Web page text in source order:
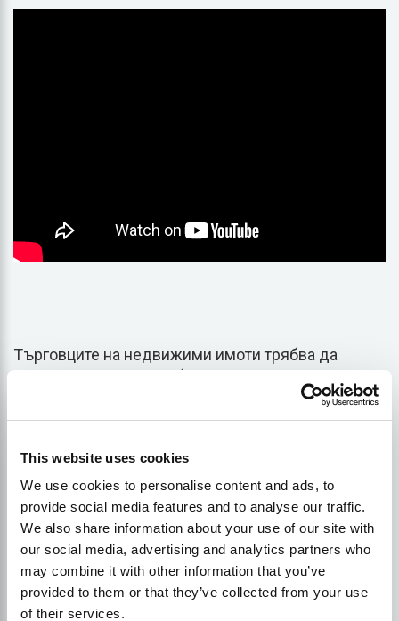
This website uses cookies
We use cookies to personalise content and ads, to
provide social media features and to analyse our traffic.
We also share information about your use of our site with
our social media, advertising and analytics partners who
may combine it with other information that you’ve
provided to them or that they’ve collected from your use
of their services.
Търговците на недвижими имоти трябва да
оптимизират своите обяви за имоти за SEO, за да
се възползват от този голям брой. Идеята е
обявите да се появяват на първа страница в
купувачи търсят онлайн.
Според докладите около 67% от всички
кликвания върху резултатите от търсачките са
насочени към първите пет списъка. Освен това
сайтовете, включени в първата страница на SERP,
получават 95% от уеб трафика. Това означава, че
агенциите за недвижими имоти, които използват